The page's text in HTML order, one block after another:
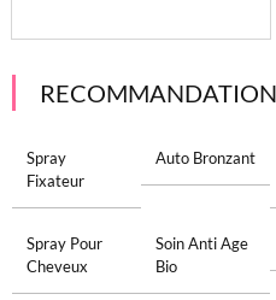
Spray
Fixateur
Auto Bronzant
Spray Pour
Cheveux
Soin Anti Age
Bio